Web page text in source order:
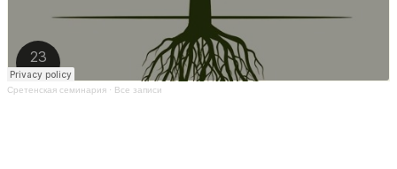
Сретенская семинария · Все записи